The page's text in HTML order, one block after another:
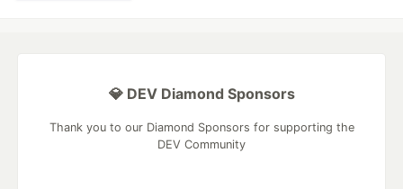
💎 DEV Diamond Sponsors
Thank you to our Diamond Sponsors for supporting the
DEV Community